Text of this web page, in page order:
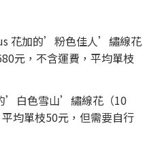
花加的’粉色佳人’繡線花
元，不含運費，平均單枝
’白色雪山’繡線花（10
均單枝50元，但需要自行